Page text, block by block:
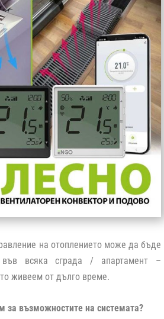
на отоплението може да бъде
във всяка сграда / апартамент –
живеем от дълго време.
за възможностите на системата?